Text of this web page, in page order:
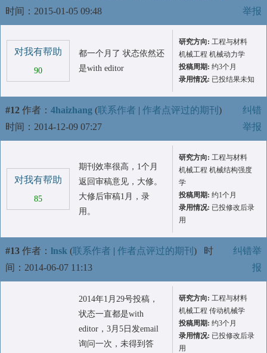
时间：2015-01-05 09:48
举报
对我有帮助
90
都一个月了 状态依然还
是with editor
研究方向: 工程与材料
机械工程 机械动力学
投稿周期: 约3个月
录用情况: 已投结果未知
#12 作者： 4haizhang (联系作者 | 作者点评过的期刊 )
时间：2014-12-09 07:27
纠错
举报
对我有帮助
85
期刊效率很高，1个月
返回审稿意见，大修。
大修后审稿1月，录
用。
研究方向: 工程与材料
机械工程 机械结构强度
学
投稿周期: 约1个月
录用情况: 已投修改后录
用
#13 作者： lnsk (联系作者 | 作者点评过的期刊 ) 时
间：2014-06-07 11:13
纠错举
报
2014年1月29号投稿，
状态一直都是with
editor，3月5日发email
询问一次，未得到答
研究方向: 工程与材料
机械工程 传动机械学
投稿周期: 约3个月
录用情况: 已投修改后录
用